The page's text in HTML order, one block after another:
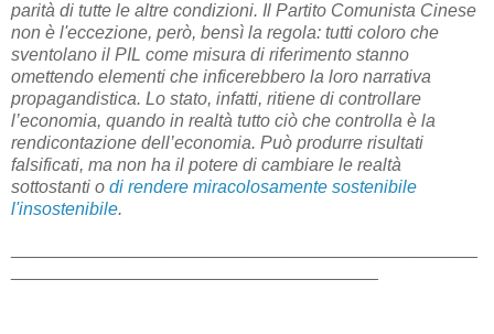
parità di tutte le altre condizioni. Il Partito Comunista Cinese
non è l'eccezione, però, bensì la regola: tutti coloro che
sventolano il PIL come misura di riferimento stanno
omettendo elementi che inficerebbero la loro narrativa
propagandistica. Lo stato, infatti, ritiene di controllare
l’economia, quando in realtà tutto ciò che controlla è la
rendicontazione dell’economia. Può produrre risultati
falsificati, ma non ha il potere di cambiare le realtà
sottostanti o di rendere miracolosamente sostenibile
l'insostenibile.